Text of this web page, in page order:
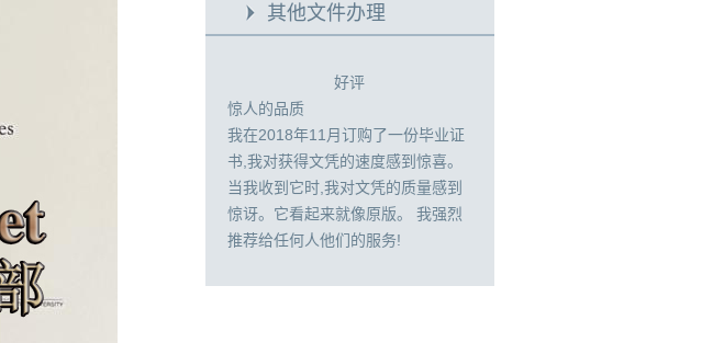
其他文件办理
好评
惊人的品质
我在2018年11月订购了一份毕业证
书,我对获得文凭的速度感到惊喜。
当我收到它时,我对文凭的质量感到
惊讶。它看起来就像原版。 我强烈
推荐给任何人他们的服务!